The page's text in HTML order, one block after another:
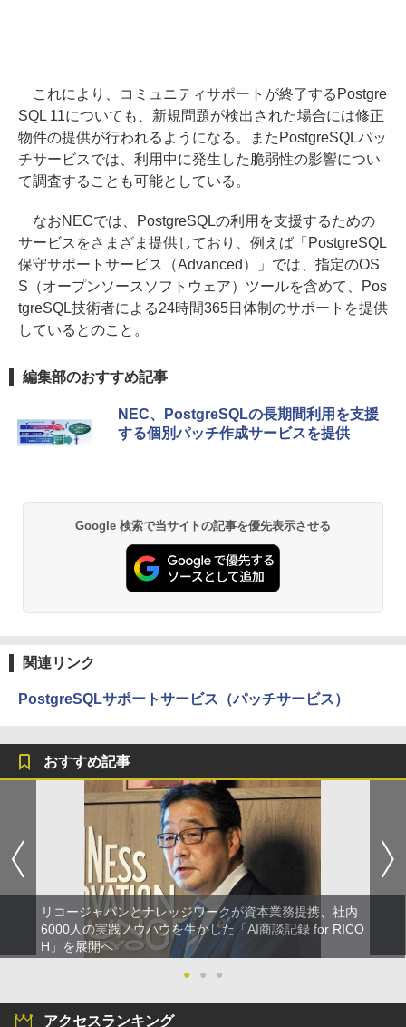
これにより、コミュニティサポートが終了するPostgre
SQL 11についても、新規問題が検出された場合には修正
物件の提供が行われるようになる。またPostgreSQLパッ
チサービスでは、利用中に発生した脆弱性の影響につい
て調査することも可能としている。
なおNECでは、PostgreSQLの利用を支援するための
サービスをさまざま提供しており、例えば「PostgreSQL
保守サポートサービス（Advanced）」では、指定のOS
S（オープンソースソフトウェア）ツールを含めて、Pos
tgreSQL技術者による24時間365日体制のサポートを提供
しているとのこと。
編集部のおすすめ記事
NEC、PostgreSQLの長期間利用を支援
する個別パッチ作成サービスを提供
Google 検索で当サイトの記事を優先表示させる
関連リンク
PostgreSQLサポートサービス（パッチサービス）
おすすめ記事
リコージャパンとナレッジワークが資本業務提携、社内
6000人の実践ノウハウを生かした「AI商談記録 for RICO
H」を展開へ
●
● ●
アクセスランキング